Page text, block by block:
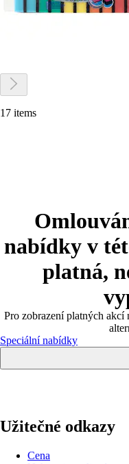
17 items
nabídky v
platná,
Pro zobrazení platných akcí
Speciální nabídky
Užitečné odkazy
Cena